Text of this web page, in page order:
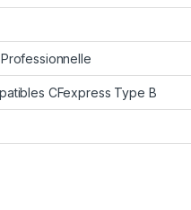
CFexpress Type B